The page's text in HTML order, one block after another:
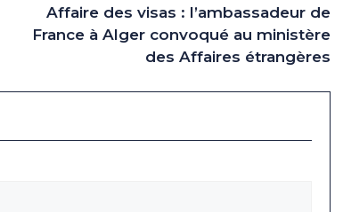
Affaire des visas : l’ambassadeur de
France à Alger convoqué au ministère
des Affaires étrangères